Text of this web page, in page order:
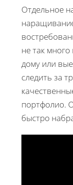
Отдельное
не так
дому или
следить за
портфолио.
быстро